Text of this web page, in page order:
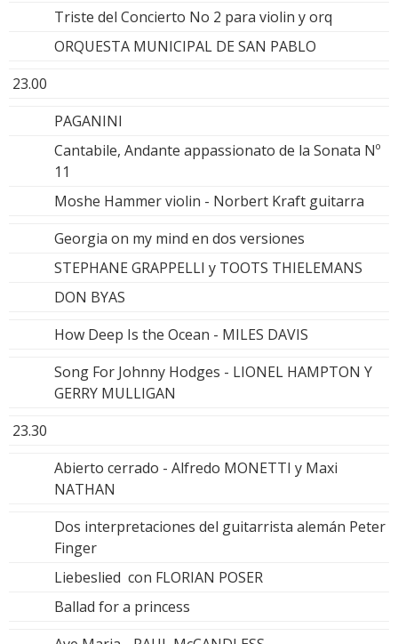
Triste del Concierto No 2 para violin y orq
ORQUESTA MUNICIPAL DE SAN PABLO
23.00
PAGANINI
Cantabile, Andante appassionato de la Sonata Nº
11
Moshe Hammer violin - Norbert Kraft guitarra
Georgia on my mind en dos versiones
STEPHANE GRAPPELLI y TOOTS THIELEMANS
DON BYAS
How Deep Is the Ocean - MILES DAVIS
Song For Johnny Hodges - LIONEL HAMPTON Y
GERRY MULLIGAN
23.30
Abierto cerrado - Alfredo MONETTI y Maxi
NATHAN
Dos interpretaciones del guitarrista alemán Peter
Finger
Liebeslied con FLORIAN POSER
Ballad for a princess